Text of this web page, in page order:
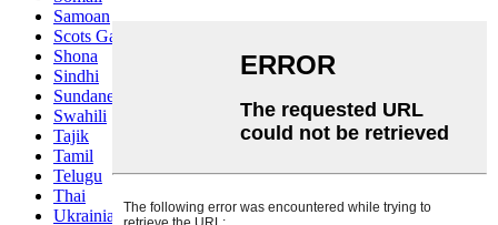
Samoan
Scots Gaelic
Shona
Sindhi
Sundanese
Swahili
Tajik
Tamil
Telugu
Thai
Ukrainian